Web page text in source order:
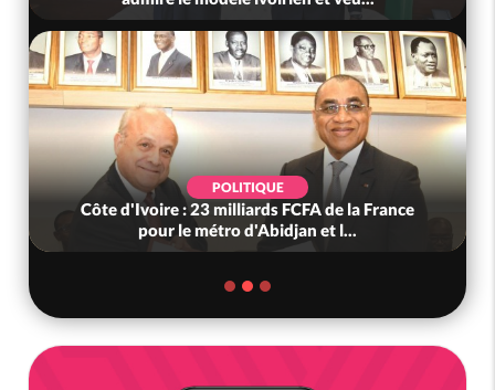
POLITIQUE
Côte d'Ivoire : 23 milliards FCFA de la France
pour le métro d'Abidjan et l...